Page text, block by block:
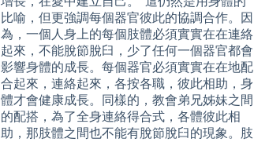
比喻，但更強調每個器官彼此的協調合作。因
為，一個人身上的每個肢體必須實實在在連絡
起來，不能脫節脫臼，少了任何一個器官都會
影響身體的成長。每個器官必須實實在在地配
合起來，連絡起來，各按各職，彼此相助，身
體才會健康成長。同樣的，教會弟兄姊妹之間
的配搭，為了全身連絡得合式，各體彼此相
助，那肢體之間也不能有脫節脫臼的現象。肢